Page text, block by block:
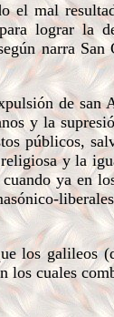
el mal
lograr la
narra San
de san
y la
públicos,
y la
ya en
los galileos
los cuales